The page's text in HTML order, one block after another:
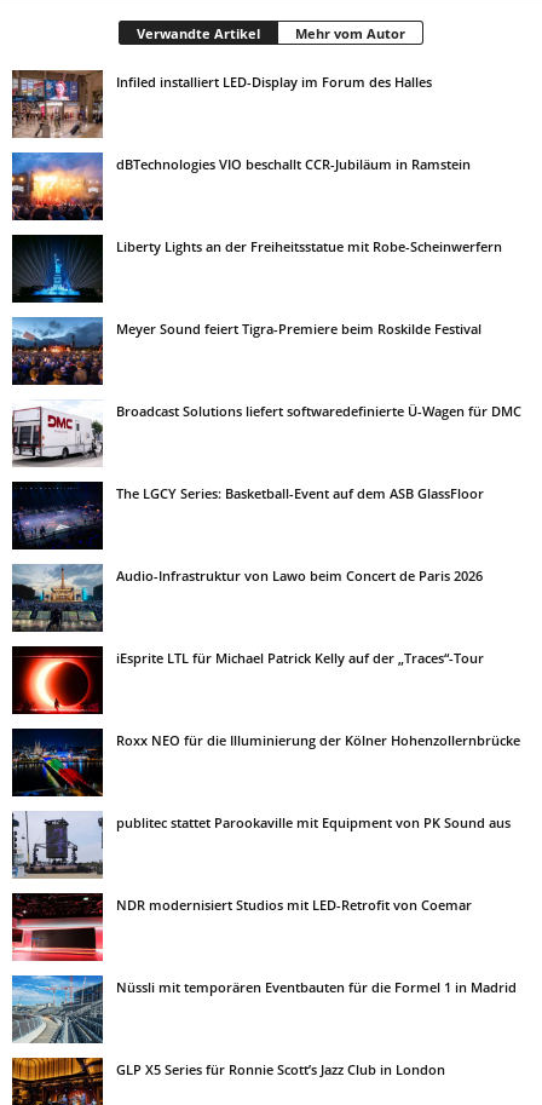
Verwandte Artikel Mehr vom Autor
Infiled installiert LED-Display im Forum des Halles
dBTechnologies VIO beschallt CCR-Jubiläum in Ramstein
Liberty Lights an der Freiheitsstatue mit Robe-Scheinwerfern
Meyer Sound feiert Tigra-Premiere beim Roskilde Festival
Broadcast Solutions liefert softwaredefinierte Ü-Wagen für DMC
The LGCY Series: Basketball-Event auf dem ASB GlassFloor
Audio-Infrastruktur von Lawo beim Concert de Paris 2026
iEsprite LTL für Michael Patrick Kelly auf der „Traces“-Tour
Roxx NEO für die Illuminierung der Kölner Hohenzollernbrücke
publitec stattet Parookaville mit Equipment von PK Sound aus
NDR modernisiert Studios mit LED-Retrofit von Coemar
Nüssli mit temporären Eventbauten für die Formel 1 in Madrid
GLP X5 Series für Ronnie Scott’s Jazz Club in London